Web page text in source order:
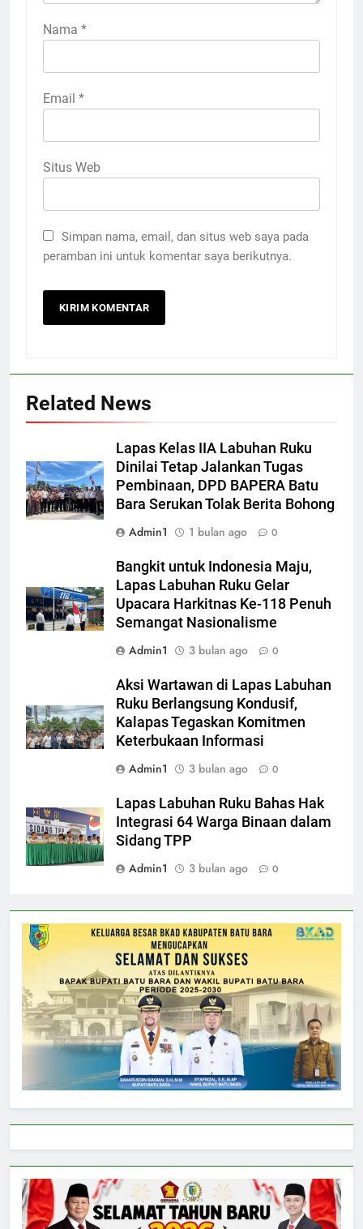
Nama *
Email *
Situs Web
Simpan nama, email, dan situs web saya pada
peramban ini untuk komentar saya berikutnya.
Related News
Lapas Kelas IIA Labuhan Ruku
Dinilai Tetap Jalankan Tugas
Pembinaan, DPD BAPERA Batu
Bara Serukan Tolak Berita Bohong
Admin1
1 bulan ago 0
Bangkit untuk Indonesia Maju,
Lapas Labuhan Ruku Gelar
Upacara Harkitnas Ke-118 Penuh
Semangat Nasionalisme
Admin1
3 bulan ago 0
Aksi Wartawan di Lapas Labuhan
Ruku Berlangsung Kondusif,
Kalapas Tegaskan Komitmen
Keterbukaan Informasi
Admin1
3 bulan ago 0
Lapas Labuhan Ruku Bahas Hak
Integrasi 64 Warga Binaan dalam
Sidang TPP
Admin1
3 bulan ago 0